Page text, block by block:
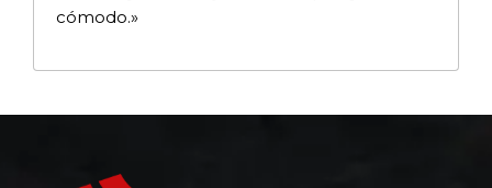
cómodo.»